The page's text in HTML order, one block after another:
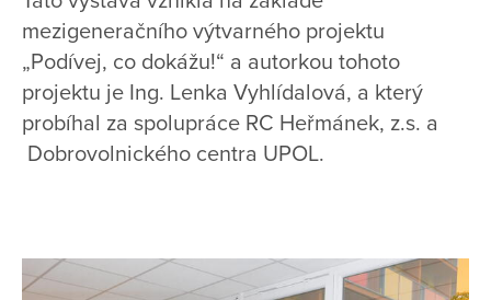
mezigeneračního výtvarného projektu
„Podívej, co dokážu!“ a autorkou tohoto
projektu je Ing. Lenka Vyhlídalová, a který
probíhal za spolupráce RC Heřmánek, z.s. a
Dobrovolnického centra UPOL.